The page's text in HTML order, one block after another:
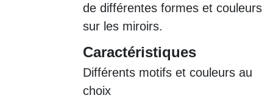
de différentes formes et couleurs
sur les miroirs.
Caractéristiques
Différents motifs et couleurs au
choix